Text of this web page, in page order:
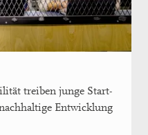
treiben junge Start-
Entwicklung